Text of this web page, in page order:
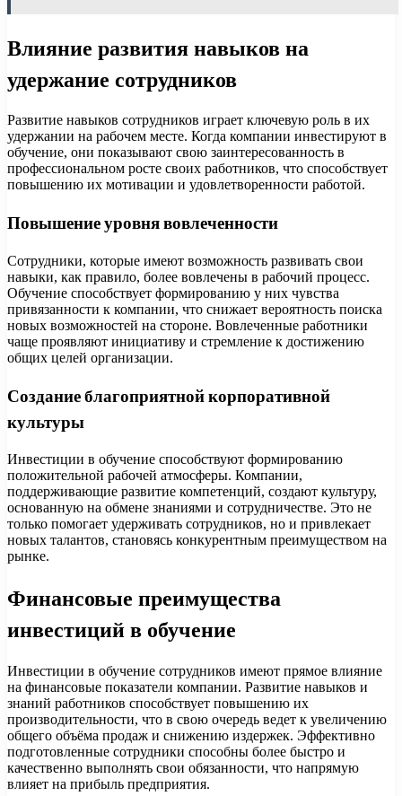
Влияние развития навыков на
удержание сотрудников
Развитие навыков сотрудников играет ключевую роль в их
удержании на рабочем месте. Когда компании инвестируют в
обучение, они показывают свою заинтересованность в
профессиональном росте своих работников, что способствует
повышению их мотивации и удовлетворенности работой.
Повышение уровня вовлеченности
Сотрудники, которые имеют возможность развивать свои
навыки, как правило, более вовлечены в рабочий процесс.
Обучение способствует формированию у них чувства
привязанности к компании, что снижает вероятность поиска
новых возможностей на стороне. Вовлеченные работники
чаще проявляют инициативу и стремление к достижению
общих целей организации.
Создание благоприятной корпоративной
культуры
Инвестиции в обучение способствуют формированию
положительной рабочей атмосферы. Компании,
поддерживающие развитие компетенций, создают культуру,
основанную на обмене знаниями и сотрудничестве. Это не
только помогает удерживать сотрудников, но и привлекает
новых талантов, становясь конкурентным преимуществом на
рынке.
Финансовые преимущества
инвестиций в обучение
Инвестиции в обучение сотрудников имеют прямое влияние
на финансовые показатели компании. Развитие навыков и
знаний работников способствует повышению их
производительности, что в свою очередь ведет к увеличению
общего объёма продаж и снижению издержек. Эффективно
подготовленные сотрудники способны более быстро и
качественно выполнять свои обязанности, что напрямую
влияет на прибыль предприятия.